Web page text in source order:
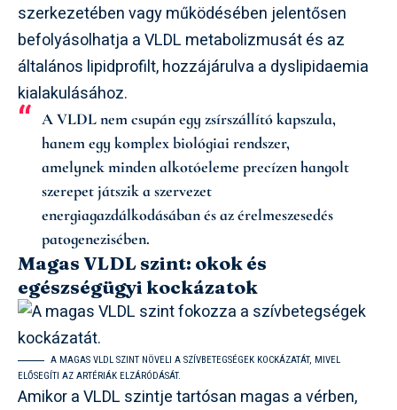
szerkezetében vagy működésében jelentősen
befolyásolhatja a VLDL metabolizmusát és az
általános lipidprofilt, hozzájárulva a dyslipidaemia
kialakulásához.
A VLDL nem csupán egy zsírszállító kapszula,
hanem egy komplex biológiai rendszer,
amelynek minden alkotóeleme precízen hangolt
szerepet játszik a szervezet
energiagazdálkodásában és az érelmeszesedés
patogenezisében.
Magas VLDL szint: okok és
egészségügyi kockázatok
A MAGAS VLDL SZINT NÖVELI A SZÍVBETEGSÉGEK KOCKÁZATÁT, MIVEL
ELŐSEGÍTI AZ ARTÉRIÁK ELZÁRÓDÁSÁT.
Amikor a VLDL szintje tartósan magas a vérben,